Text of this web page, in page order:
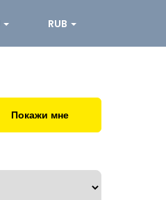
RUB
Покажи мне